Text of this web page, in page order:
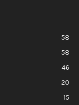
58
58
46
20
15